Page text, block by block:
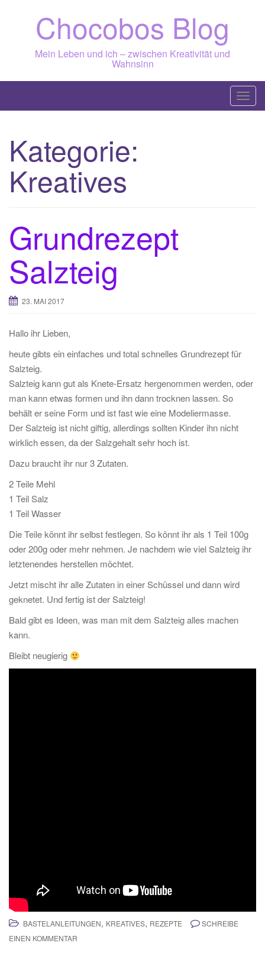
Chocobos Blog
Mein Leben und ich – zwischen Kreativität und
Wahnsinn
T
o
Kategorie:
Kreatives
Grundrezept
Salzteig
23. MAI 2017
Hallo ihr Lieben,
heute gibts ein einfaches und total schnelles Grundrezept für
Salzteig.
Salzteig kann gut als Knete-Ersatz hergenommen werden, oder
man kann etwas formen und ihn dann trocknen lassen. So
behält er seine Form und ist fast wie eine Modeliermasse.
Der Salzteig ist nicht giftig, allerdings sollten Kinder ihn nicht
wirklich essen, da der Salzgehalt sehr hoch ist.
Dazu braucht ihr nur 3 Zutaten.
2 Teile Mehl
1 Teil Salz
1 Teil Wasser
Die Teile könnt ihr selbst festlegen. So könnt ihr als 1 Teil 100g
oder 200g oder mehr nehmen. Je nachdem wie viel Salzteig ihr
letztenendes herstellen möchtet.
Jetzt mischt ihr alle Zutaten in einer Schüssel und dann wird
geknetet. Und fertig ist der Salzteig!
Bald gibt es Ideen, was man mit dem Salzteig alles machen
kann.
Bleibt neugierig
BASTELANLEITUNGEN, KREATIVES, REZEPTE
SCHREIBE
EINEN KOMMENTAR